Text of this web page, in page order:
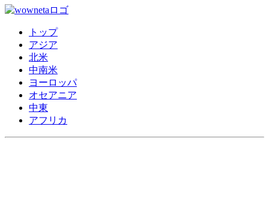
トップ
アジア
北米
中南米
ヨーロッパ
オセアニア
中東
アフリカ